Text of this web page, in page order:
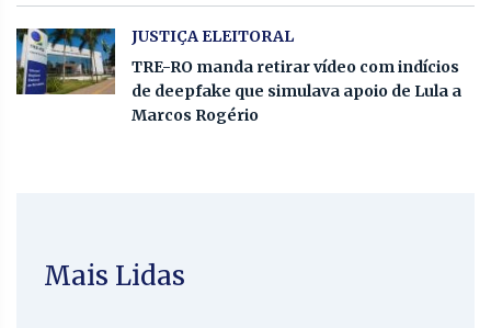
JUSTIÇA ELEITORAL
TRE-RO manda retirar vídeo com indícios
de deepfake que simulava apoio de Lula a
Marcos Rogério
Mais Lidas